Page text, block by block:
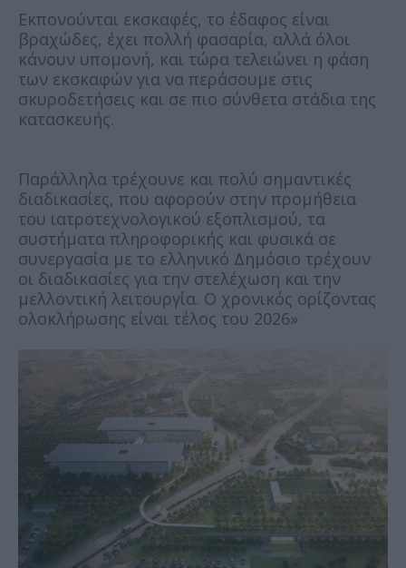
Εκπονούνται εκσκαφές, το έδαφος είναι
βραχώδες, έχει πολλή φασαρία, αλλά όλοι
κάνουν υπομονή, και τώρα τελειώνει η φάση
των εκσκαφών για να περάσουμε στις
σκυροδετήσεις και σε πιο σύνθετα στάδια της
κατασκευής.
Παράλληλα τρέχουνε και πολύ σημαντικές
διαδικασίες, που αφορούν στην προμήθεια
του ιατροτεχνολογικού εξοπλισμού, τα
συστήματα πληροφορικής και φυσικά σε
συνεργασία με το ελληνικό Δημόσιο τρέχουν
οι διαδικασίες για την στελέχωση και την
μελλοντική λειτουργία. Ο χρονικός ορίζοντας
ολοκλήρωσης είναι τέλος του 2026»